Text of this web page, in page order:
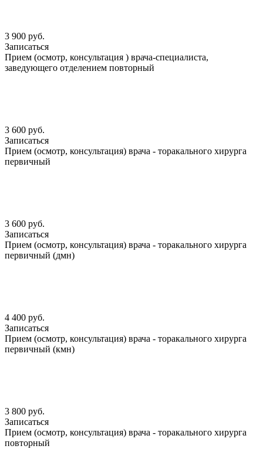
3 900 руб.
Записаться
Прием (осмотр, консультация ) врача-специалиста,
заведующего отделением повторный
3 600 руб.
Записаться
Прием (осмотр, консультация) врача - торакального хирурга
первичный
3 600 руб.
Записаться
Прием (осмотр, консультация) врача - торакального хирурга
первичный (дмн)
4 400 руб.
Записаться
Прием (осмотр, консультация) врача - торакального хирурга
первичный (кмн)
3 800 руб.
Записаться
Прием (осмотр, консультация) врача - торакального хирурга
повторный